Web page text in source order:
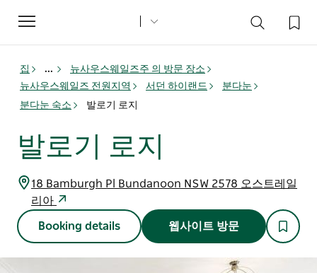
Toggle
navigation
집 ...
뉴사우스웨일즈주 의 방문 장소
뉴사우스웨일즈 전원지역
서던 하이랜드
분다눈
분다눈 숙소
발로기 로지
발로기 로지
18 Bamburgh Pl Bundanoon NSW 2578 오스트레일
리아
Booking details 웹사이트 방문